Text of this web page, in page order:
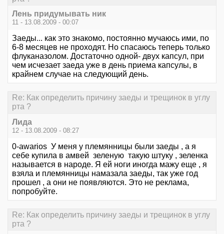
Лень придумывать ник
11 - 13.08.2009 - 00:07
Заеды... как это знакомо, постоянно мучаюсь ими, по
6-8 месяцев не проходят. Но спасаюсь теперь только
флуканазолом. Достаточно одной- двух капсул, при
чем исчезает заеда уже в день приема капсулы, в
крайнем случае на следующий день.
Re: Как определить причину заеды и трещинок в углу
рта ?
Лида
12 - 13.08.2009 - 08:27
0-awarios У меня у племянницы были заеды , а я
себе купила в амвей зеленую такую штуку , зеленка
называется в народе. Я ей ноги иногда мажу еще , я
взяла и племянницы намазала заеды, так уже год
прошел , а они не появляются. Это не реклама,
попробуйте.
Re: Как определить причину заеды и трещинок в углу
рта ?